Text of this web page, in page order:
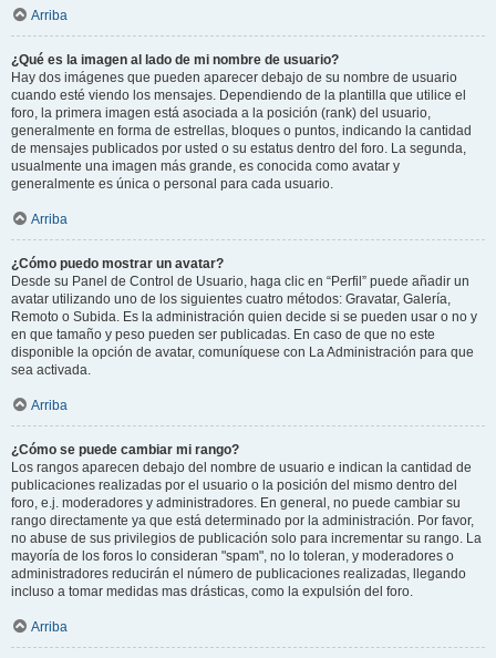
Arriba
¿Qué es la imagen al lado de mi nombre de usuario?
Hay dos imágenes que pueden aparecer debajo de su nombre de usuario
cuando esté viendo los mensajes. Dependiendo de la plantilla que utilice el
foro, la primera imagen está asociada a la posición (rank) del usuario,
generalmente en forma de estrellas, bloques o puntos, indicando la cantidad
de mensajes publicados por usted o su estatus dentro del foro. La segunda,
usualmente una imagen más grande, es conocida como avatar y
generalmente es única o personal para cada usuario.
Arriba
¿Cómo puedo mostrar un avatar?
Desde su Panel de Control de Usuario, haga clic en “Perfil” puede añadir un
avatar utilizando uno de los siguientes cuatro métodos: Gravatar, Galería,
Remoto o Subida. Es la administración quien decide si se pueden usar o no y
en que tamaño y peso pueden ser publicadas. En caso de que no este
disponible la opción de avatar, comuníquese con La Administración para que
sea activada.
Arriba
¿Cómo se puede cambiar mi rango?
Los rangos aparecen debajo del nombre de usuario e indican la cantidad de
publicaciones realizadas por el usuario o la posición del mismo dentro del
foro, e.j. moderadores y administradores. En general, no puede cambiar su
rango directamente ya que está determinado por la administración. Por favor,
no abuse de sus privilegios de publicación solo para incrementar su rango. La
mayoría de los foros lo consideran "spam", no lo toleran, y moderadores o
administradores reducirán el número de publicaciones realizadas, llegando
incluso a tomar medidas mas drásticas, como la expulsión del foro.
Arriba